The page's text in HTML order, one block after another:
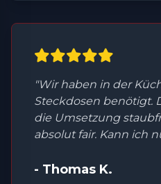
"Wir haben in der
Steckdosen benötigt.
die Umsetzung
absolut fair. Kann ich
- Thomas K.